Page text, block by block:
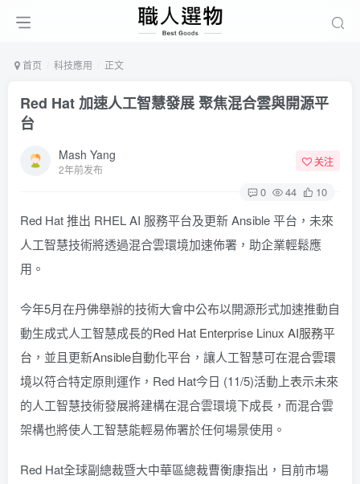
首页 科技應用 正文
Red Hat 加速人工智慧發展 聚焦混合雲與開源平
台
Mash Yang
2年前发布
关注
0 44 10
Red Hat 推出 RHEL AI 服務平台及更新 Ansible 平台，未來
人工智慧技術將透過混合雲環境加速佈署，助企業輕鬆應
用。
今年5月在丹佛舉辦的技術大會中公布以開源形式加速推動自
動生成式人工智慧成長的Red Hat Enterprise Linux AI服務平
台 ，並且更新Ansible自動化平台 ，讓人工智慧可在混合雲環
境以符合特定原則運作，Red Hat今日 (11/5)活動上表示未來
的人工智慧技術發展將建構在混合雲環境下成長，而混合雲
架構也將使人工智慧能輕易佈署於任何場景使用。
Red Hat全球副總裁暨大中華區總裁曹衡康指出，目前市場